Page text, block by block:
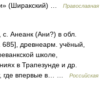
(Ширакский) …
Православная
Анеанк (Ани?) в обл.
древнеарм. учёный,
школе,
в Трапезунде и др.
где впервые в… …
Российская